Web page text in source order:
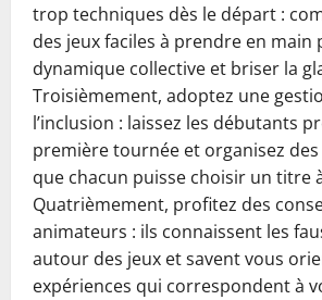
trop techniques dès le départ :
des jeux faciles à prendre en
dynamique collective et briser la
Troisièmement, adoptez une
l’inclusion : laissez les débutants
première tournée et organisez
que chacun puisse choisir un titre
Quatrièmement, profitez des
animateurs : ils connaissent les
autour des jeux et savent vous
expériences qui correspondent à